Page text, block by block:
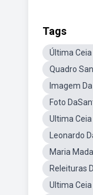
Tags
Última
Quadro
Imagem
Foto
Ultima
Leonardo
Maria
Releituras
Ultima